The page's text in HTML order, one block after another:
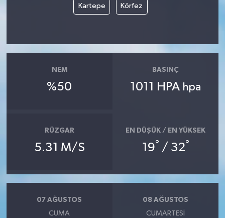
Kartepe Körfez
NEM
%50
BASINÇ
1011 HPA hpa
RÜZGAR
5.31 M/S
EN DÜŞÜK / EN YÜKSEK
19° / 32°
07 AĞUSTOS
CUMA
08 AĞUSTOS
CUMARTESI